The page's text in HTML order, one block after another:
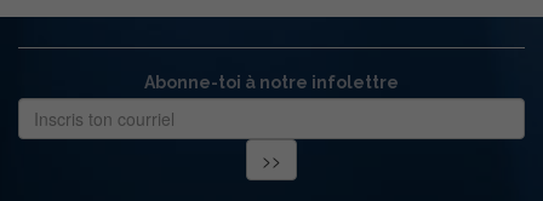
Abonne-toi à notre infolettre